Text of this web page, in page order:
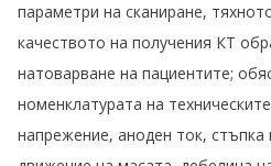
параметри на сканиране,
качеството на получения КТ
натоварване на пациентите;
номенклатурата на
напрежение, аноден ток, стъпка